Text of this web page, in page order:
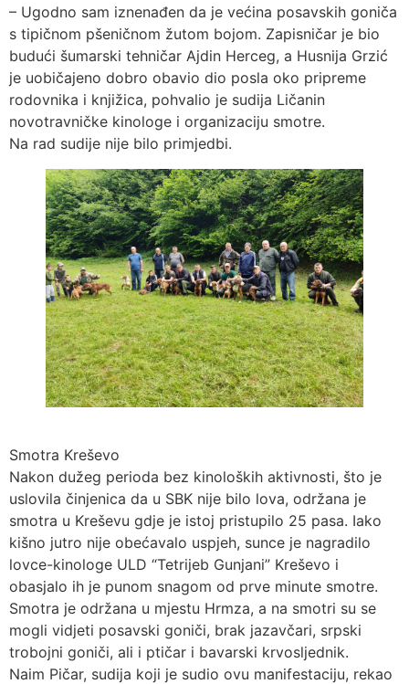
– Ugodno sam iznenađen da je većina posavskih goniča
s tipičnom pšeničnom žutom bojom. Zapisničar je bio
budući šumarski tehničar Ajdin Herceg, a Husnija Grzić
je uobičajeno dobro obavio dio posla oko pripreme
rodovnika i knjižica, pohvalio je sudija Ličanin
novotravničke kinologe i organizaciju smotre.
Na rad sudije nije bilo primjedbi.
Smotra Kreševo
Nakon dužeg perioda bez kinoloških aktivnosti, što je
uslovila činjenica da u SBK nije bilo lova, održana je
smotra u Kreševu gdje je istoj pristupilo 25 pasa. Iako
kišno jutro nije obećavalo uspjeh, sunce je nagradilo
lovce-kinologe ULD “Tetrijeb Gunjani” Kreševo i
obasjalo ih je punom snagom od prve minute smotre.
Smotra je održana u mjestu Hrmza, a na smotri su se
mogli vidjeti posavski goniči, brak jazavčari, srpski
trobojni goniči, ali i ptičar i bavarski krvosljednik.
Naim Pičar, sudija koji je sudio ovu manifestaciju, rekao